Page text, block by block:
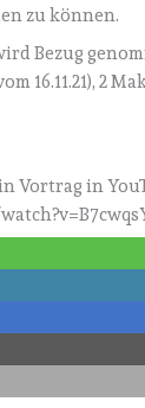
zu können.
Bezug
16.11.21), 2
Vortrag in